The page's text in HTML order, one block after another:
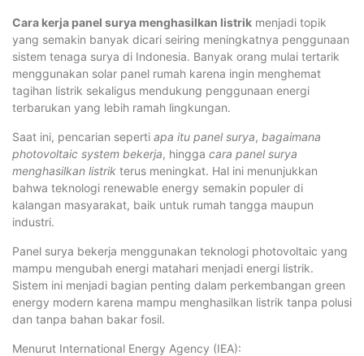
Cara kerja panel surya menghasilkan listrik menjadi topik
yang semakin banyak dicari seiring meningkatnya penggunaan
sistem tenaga surya di Indonesia. Banyak orang mulai tertarik
menggunakan solar panel rumah karena ingin menghemat
tagihan listrik sekaligus mendukung penggunaan energi
terbarukan yang lebih ramah lingkungan.
Saat ini, pencarian seperti apa itu panel surya, bagaimana
photovoltaic system bekerja, hingga cara panel surya
menghasilkan listrik terus meningkat. Hal ini menunjukkan
bahwa teknologi renewable energy semakin populer di
kalangan masyarakat, baik untuk rumah tangga maupun
industri.
Panel surya bekerja menggunakan teknologi photovoltaic yang
mampu mengubah energi matahari menjadi energi listrik.
Sistem ini menjadi bagian penting dalam perkembangan green
energy modern karena mampu menghasilkan listrik tanpa polusi
dan tanpa bahan bakar fosil.
Menurut International Energy Agency (IEA):